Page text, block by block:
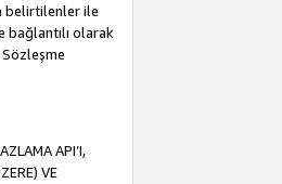
belirtilenler ile
bağlantılı olarak
API’I,
VE